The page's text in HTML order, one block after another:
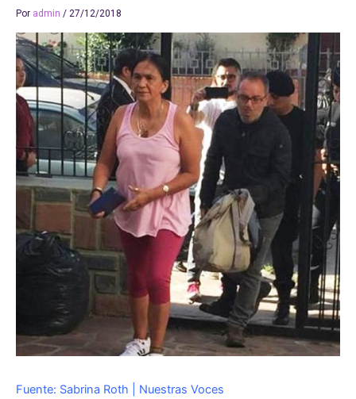
Por admin / 27/12/2018
Fuente: Sabrina Roth | Nuestras Voces